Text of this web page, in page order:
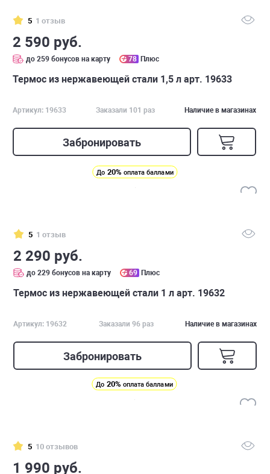
5 1 отзыв
2 590 руб.
до 259 бонусов на карту 78 Плюс
Термос из нержавеющей стали 1,5 л арт. 19633
Артикул: 19633 Заказали 101 раз Наличие в магазинах
Забронировать
До 20% оплата баллами
5 1 отзыв
2 290 руб.
до 229 бонусов на карту 69 Плюс
Термос из нержавеющей стали 1 л арт. 19632
Артикул: 19632 Заказали 96 раз Наличие в магазинах
Забронировать
До 20% оплата баллами
5 10 отзывов
1 990 руб.